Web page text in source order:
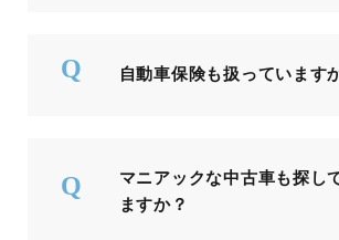
自動車保険も扱っています
マニアックな中古車も探し
ますか？